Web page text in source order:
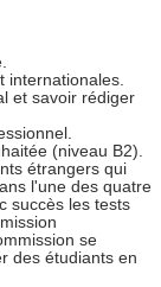
internationales.
et savoir rédiger
(niveau B2).
étrangers qui
l'une des quatre
succès les tests
se
des étudiants en